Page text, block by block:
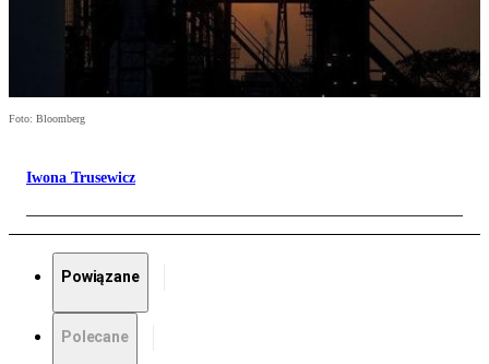
Foto: Bloomberg
Iwona Trusewicz
Powiązane
Polecane